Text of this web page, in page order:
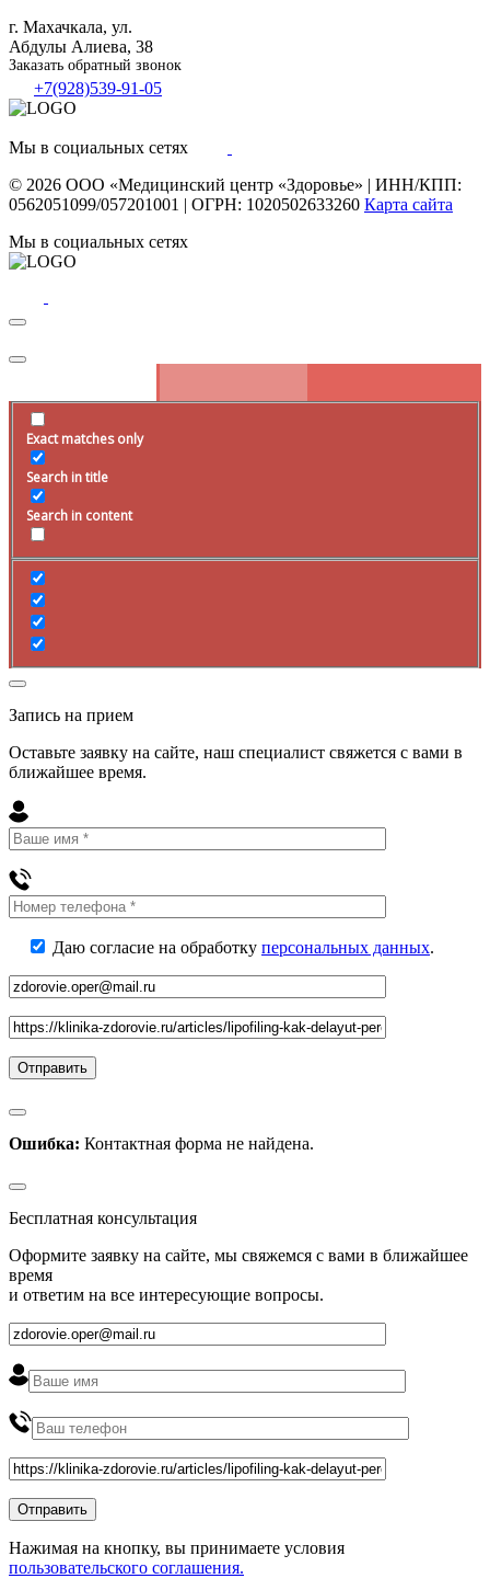
г. Махачкала, ул.
Абдулы Алиева, 38
Заказать обратный звонок
+7(928)539-91-05
Мы в социальных сетях
© 2026 ООО «Медицинский центр «Здоровье» | ИНН/КПП:
0562051099/057201001 | ОГРН: 1020502633260 Карта сайта
Мы в социальных сетях
Exact matches only
Search in title
Search in content
Запись на прием
Оставьте заявку на сайте, наш специалист свяжется с вами в
ближайшее время.
Даю согласие на обработку персональных данных.
Ошибка: Контактная форма не найдена.
Бесплатная консультация
Оформите заявку на сайте, мы свяжемся с вами в ближайшее
время
и ответим на все интересующие вопросы.
Нажимая на кнопку, вы принимаете условия
пользовательского соглашения.